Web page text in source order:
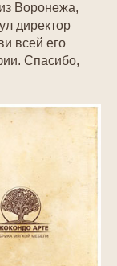
Воронежа,
директор
всей его
Спасибо,